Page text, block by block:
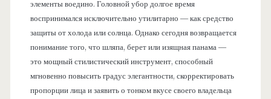
элементы воедино. Головной убор долгое время
воспринимался исключительно утилитарно — как средство
защиты от холода или солнца. Однако сегодня возвращается
понимание того, что шляпа, берет или изящная панама —
это мощный стилистический инструмент, способный
мгновенно повысить градус элегантности, скорректировать
пропорции лица и заявить о тонком вкусе своего владельца